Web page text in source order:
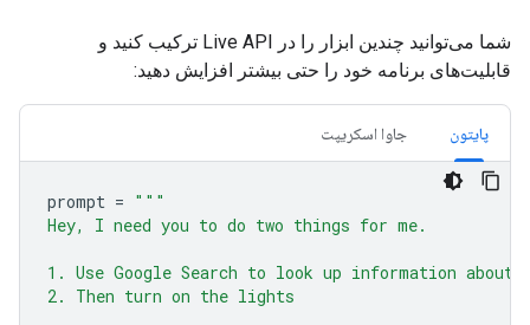
شما می‌توانید چندین ابزار را در Live API ترکیب کنید و
قابلیت‌های برنامه خود را حتی بیشتر افزایش دهید:
پایتون جاوا اسکریپت
prompt = """
Hey, I need you to do two things for me.
1. Use Google Search to look up information
2. Then turn on the lights